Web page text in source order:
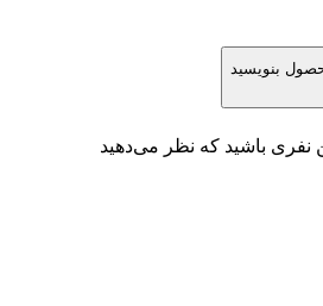
بنویسید
نفری باشید که نظر می‌دهید